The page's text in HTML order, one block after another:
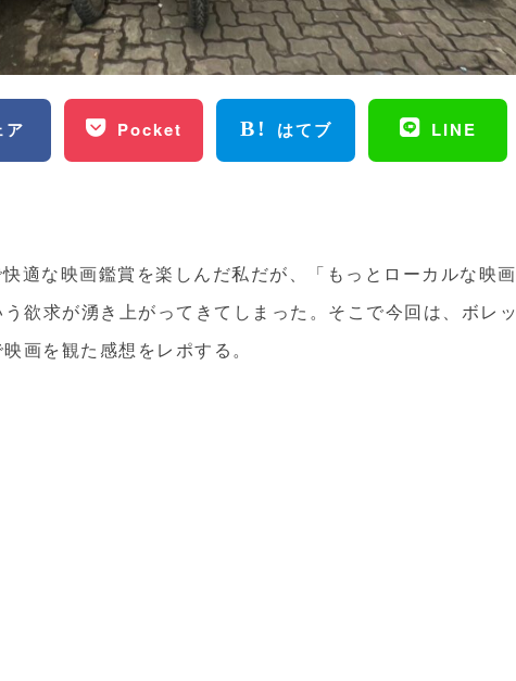
ア Pocket はてブ LINE
適な映画鑑賞を楽しんだ私だが、「もっとローカルな映画
欲求が湧き上がってきてしまった。そこで今回は、ボレッ
画を観た感想をレポする。